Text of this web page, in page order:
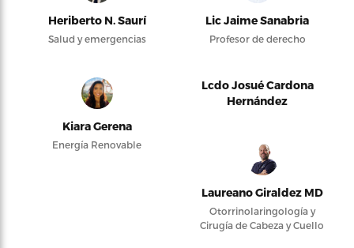
Heriberto N. Saurí
Salud y emergencias
Lic Jaime Sanabria
Profesor de derecho
Kiara Gerena
Energía Renovable
Lcdo Josué Cardona
Hernández
Laureano Giraldez MD
Otorrinolaringología y
Cirugía de Cabeza y Cuello